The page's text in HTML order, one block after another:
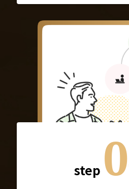
step